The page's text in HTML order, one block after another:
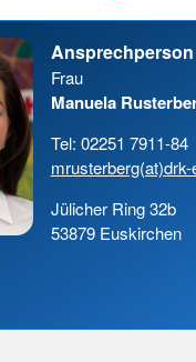
Ansprechperson
Frau
Manuela
Tel: 02251 7911-84
Jülicher Ring 32b
53879 Euskirchen